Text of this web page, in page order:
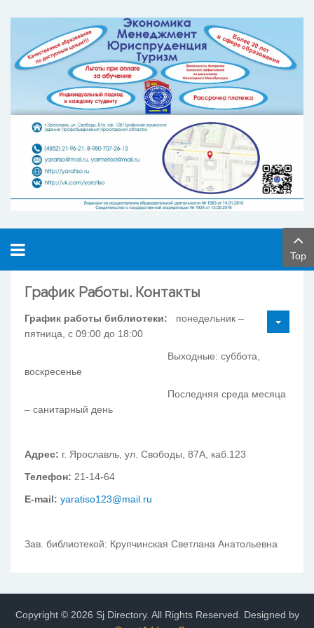
График Работы. Контакты
График работы библиотеки: понедельник –
пятница, с 09:00 до 18:00
Выходные: суббота,
воскресенье
Последняя среда месяца
– санитарный день
Адрес: г. Ярославль, ул. Свободы, 87А, каб.123
Телефон: 21-14-64
E-mail: yaratiso123@mail.ru
Зав. библиотекой: Крупчинская Светлана Анатольевна
Copyright © 2026 Sj Directory. All Rights Reserved. Designed by
Top